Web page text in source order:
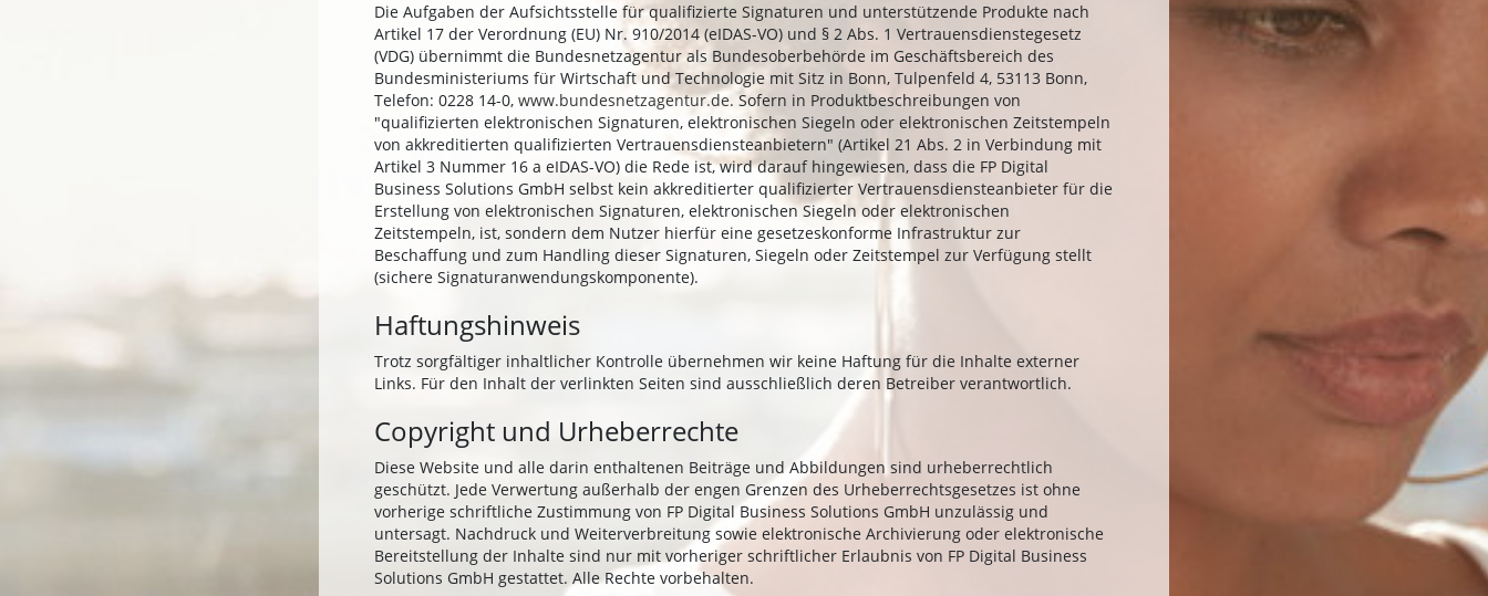
Die Aufgaben der Aufsichtsstelle für qualifizierte Signaturen und unterstützende Produkte nach
Artikel 17 der Verordnung (EU) Nr. 910/2014 (eIDAS-VO) und § 2 Abs. 1 Vertrauensdienstegesetz
(VDG) übernimmt die Bundesnetzagentur als Bundesoberbehörde im Geschäftsbereich des
Bundesministeriums für Wirtschaft und Technologie mit Sitz in Bonn, Tulpenfeld 4, 53113 Bonn,
Telefon: 0228 14-0, www.bundesnetzagentur.de. Sofern in Produktbeschreibungen von
"qualifizierten elektronischen Signaturen, elektronischen Siegeln oder elektronischen Zeitstempeln
von akkreditierten qualifizierten Vertrauensdiensteanbietern" (Artikel 21 Abs. 2 in Verbindung mit
Artikel 3 Nummer 16 a eIDAS-VO) die Rede ist, wird darauf hingewiesen, dass die FP Digital
Business Solutions GmbH selbst kein akkreditierter qualifizierter Vertrauensdiensteanbieter für die
Erstellung von elektronischen Signaturen, elektronischen Siegeln oder elektronischen
Zeitstempeln, ist, sondern dem Nutzer hierfür eine gesetzeskonforme Infrastruktur zur
Beschaffung und zum Handling dieser Signaturen, Siegeln oder Zeitstempel zur Verfügung stellt
(sichere Signaturanwendungskomponente).
Haftungshinweis
Trotz sorgfältiger inhaltlicher Kontrolle übernehmen wir keine Haftung für die Inhalte externer
Links. Für den Inhalt der verlinkten Seiten sind ausschließlich deren Betreiber verantwortlich.
Copyright und Urheberrechte
Diese Website und alle darin enthaltenen Beiträge und Abbildungen sind urheberrechtlich
geschützt. Jede Verwertung außerhalb der engen Grenzen des Urheberrechtsgesetzes ist ohne
vorherige schriftliche Zustimmung von FP Digital Business Solutions GmbH unzulässig und
untersagt. Nachdruck und Weiterverbreitung sowie elektronische Archivierung oder elektronische
Bereitstellung der Inhalte sind nur mit vorheriger schriftlicher Erlaubnis von FP Digital Business
Solutions GmbH gestattet. Alle Rechte vorbehalten.